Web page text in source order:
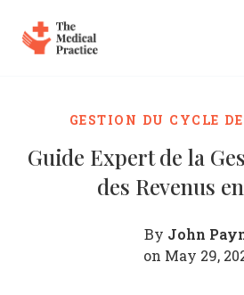
GESTION DU CYCLE
Guide Expert de la
des Revenus
By John
on May 29,